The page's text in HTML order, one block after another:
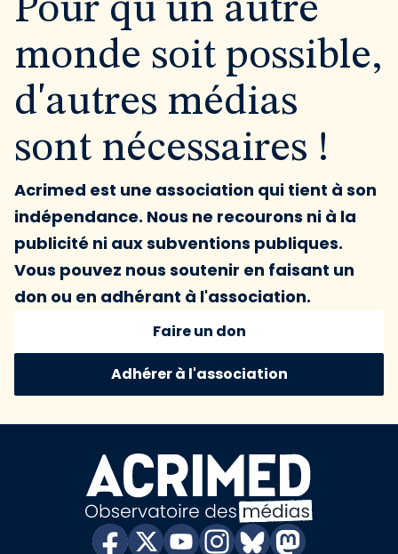
Pour qu'un autre
monde soit possible,
d'autres médias
sont nécessaires !
Acrimed est une association qui tient à son
indépendance. Nous ne recourons ni à la
publicité ni aux subventions publiques.
Vous pouvez nous soutenir en faisant un
don ou en adhérant à l'association.
Faire un don
Adhérer à l'association